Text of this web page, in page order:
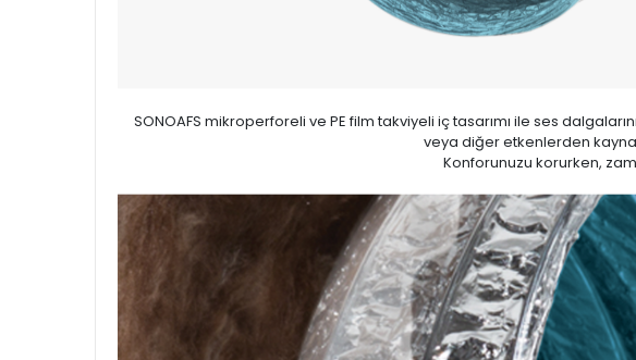
SONOAFS mikroperforeli ve PE film takviyeli iç tasarımı ile ses
veya diğer etkenlerden
Konforunuzu korurken,